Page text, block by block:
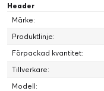
Header
Märke:
Produktlinje:
Förpackad kvantitet:
Tillverkare:
Modell: